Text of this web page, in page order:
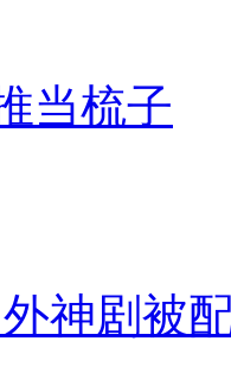
当梳子
神剧被